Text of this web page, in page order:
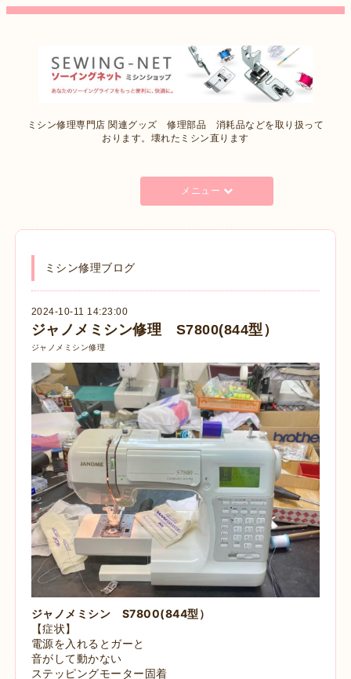
ミシン修理専門店 関連グッズ 修理部品 消耗品などを取り扱って
おります。壊れたミシン直ります
メニュー
ミシン修理ブログ
2024-10-11 14:23:00
ジャノメミシン修理 S7800(844型）
ジャノメミシン修理
ジャノメミシン S7800(844型）
【症状】
電源を入れるとガーと
音がして動かない
ステッピングモーター固着